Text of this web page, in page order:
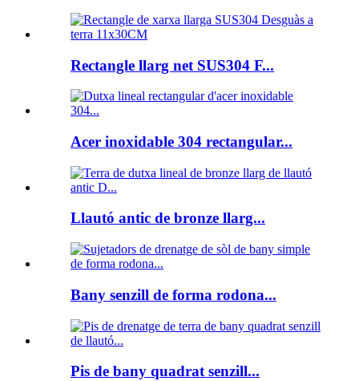
Rectangle llarg net SUS304 F...
Acer inoxidable 304 rectangular...
Llautó antic de bronze llarg...
Bany senzill de forma rodona...
Pis de bany quadrat senzill...